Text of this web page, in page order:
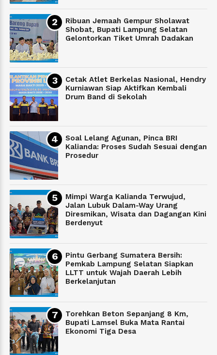
Ribuan Jemaah Gempur Sholawat
Shobat, Bupati Lampung Selatan
Gelontorkan Tiket Umrah Dadakan
Cetak Atlet Berkelas Nasional, Hendry
Kurniawan Siap Aktifkan Kembali
Drum Band di Sekolah
Soal Lelang Agunan, Pinca BRI
Kalianda: Proses Sudah Sesuai dengan
Prosedur
Mimpi Warga Kalianda Terwujud,
Jalan Lubuk Dalam-Way Urang
Diresmikan, Wisata dan Dagangan Kini
Berdenyut
Pintu Gerbang Sumatera Bersih:
Pemkab Lampung Selatan Siapkan
LLTT untuk Wajah Daerah Lebih
Berkelanjutan
Torehkan Beton Sepanjang 8 Km,
Bupati Lamsel Buka Mata Rantai
Ekonomi Tiga Desa